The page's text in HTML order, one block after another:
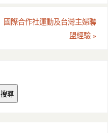
國際合作社運動及台灣主婦聯
盟經驗»
搜尋